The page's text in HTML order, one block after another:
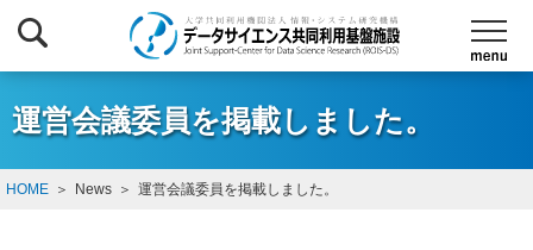
運営会議委員を掲載しました。
HOME News 運営会議委員を掲載しました。